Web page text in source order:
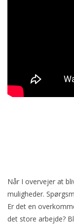
Når I overvejer at
muligheder.
Er det en
det store arbejde?